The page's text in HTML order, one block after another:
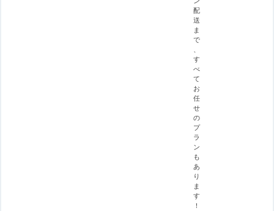
配
送
ま
で
、
す
べ
て
お
任
せ
の
プ
ラ
ン
も
あ
り
ま
す
！